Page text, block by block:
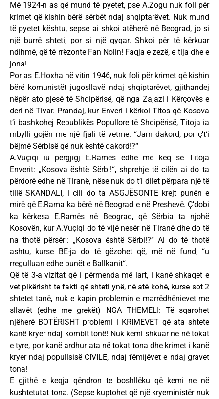
Më 1924-n as që mund të pyetet, pse A.Zogu nuk foli për
krimet që kishin bërë sërbët ndaj shqiptarëvet. Nuk mund
të pyetet kështu, sepse ai shkoi atëherë në Beograd, jo si
një burrë shteti, por si një qyqar. Shkoi për të kërkuar
ndihmë, që të rrëzonte Fan Nolin! Faqja e zezë, e tija dhe e
jona!
Por as E.Hoxha në vitin 1946, nuk foli për krimet që kishin
bërë komunistët jugosllavë ndaj shqiptarëvet, gjithandej
nëpër ato pjesë të Shqipërisë, që nga Zajazi i Kërçovës e
deri në Tivar. Prandaj, kur Enveri i kërkoi Titos që Kosova
t’i bashkohej Republikës Popullore të Shqipërisë, Titoja ia
mbylli gojën me një fjali të vetme: “Jam dakord, por ç’t‘i
bëjmë Sërbisë që nuk është dakord!?“
A.Vuçiqi iu përgjigj E.Ramës edhe më keq se Titoja
Enverit: „Kosova është Sërbi!“, shprehje të cilën ai do ta
përdorë edhe në Tiranë, nëse nuk do t’i dilet përpara një të
tillë SKANDALI, i cili do ta ASGJËSONTE krejt punën e
mirë që E.Rama ka bërë në Beograd e në Preshevë. Ç’dobi
ka kërkesa E.Ramës në Beograd, që Sërbia ta njohë
Kosovën, kur A.Vuçiqi do të vijë nesër në Tiranë dhe do të
na thotë përsëri: „Kosova është Sërbi!?“ Ai do të thotë
ashtu, kurse BE-ja do të gëzohet që, më në fund, “u
rregulluan edhe punët e Ballkanit“.
Që të 3-a vizitat që i përmenda më lart, i kanë shkaqet e
vet pikërisht te fakti që shteti ynë, në atë kohë, kurse sot 2
shtetet tanë, nuk e kapin problemin e marrëdhënievet me
sllavët (edhe me grekët) NGA THEMELI: Të sqarohet
njëherë BOTËRISHT problemi i KRIMEVET që ata shtete
kanë kryer ndaj kombit tonë! Nuk kemi shkuar ne në tokat
e tyre, por kanë ardhur ata në tokat tona dhe krimet i kanë
kryer ndaj popullsisë CIVILE, ndaj fëmijëvet e ndaj gravet
tona!
E gjithë e keqja qëndron te boshllëku që kemi ne në
kushtetutat tona. (Sepse kuptohet që një kryeministër nuk